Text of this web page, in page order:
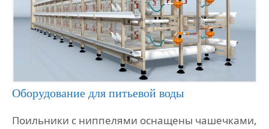
Оборудование для питьевой воды
Поильники с ниппелями оснащены чашечками,